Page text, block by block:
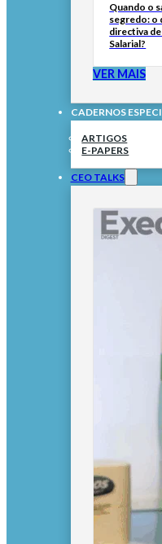
Quando o
segredo: o
directiva
Salarial?
VER MAIS
CADERNOS
ARTIGOS
E-PAPERS
CEO TALKS